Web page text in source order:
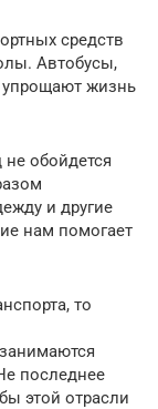
средств
Автобусы,
жизнь
не обойдется
и другие
нам помогает
то
последнее
этой отрасли